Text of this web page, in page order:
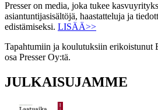
Presser on media, joka tukee
asiantuntijasisältöjä, haastatteluja ja
edistämiseksi. LISÄÄ>>
Tapahtumiin ja koulutuksiin erikoistunut
osa Presser Oy:tä.
JULKAISUJAMME